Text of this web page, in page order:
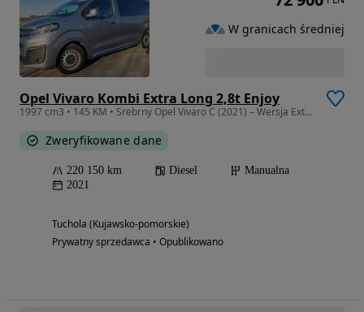
Opel Vivaro Kombi Extra Long 2,8t Enjoy
1997 cm3 • 145 KM • Srebrny Opel Vivaro C (2021) – Wersja Extra Long L3H2 – 9 Osób
Zweryfikowane dane
220 150 km Diesel
Manualna
2021
Tuchola (Kujawsko-pomorskie)
Prywatny sprzedawca • Opublikowano
W granicach średniej